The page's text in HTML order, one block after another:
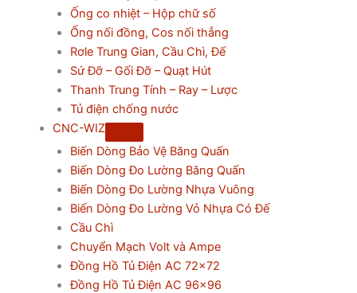
Ống co nhiệt – Hộp chữ số
Ống nối đồng, Cos nối thẳng
Rơle Trung Gian, Cầu Chì, Đế
Sứ Đỡ – Gối Đỡ – Quạt Hút
Thanh Trung Tính – Ray – Lược
Tủ điện chống nước
CNC-WIZ
Biến Dòng Bảo Vệ Băng Quấn
Biến Dòng Đo Lường Băng Quấn
Biến Dòng Đo Lường Nhựa Vuông
Biến Dòng Đo Lường Vỏ Nhựa Có Đế
Cầu Chì
Chuyển Mạch Volt và Ampe
Đồng Hồ Tủ Điện AC 72×72
Đồng Hồ Tủ Điện AC 96×96